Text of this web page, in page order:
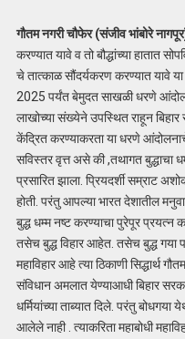
गौतम नगरी चौफेर (संजीव भांबोरे
करण्यात यावे व तो बौद्धांच्या हातात
चे तात्काळ सौंदर्यकरण करण्यात यावे
2025 पर्यंत बेमुदत साखळी धरणे
लाखोच्या संख्येने उपस्थित राहून बिहार
केंद्रित करण्याकरता या धरणे
सविस्तर वृत्त असे की ,तथागत बुद्धाचा
प्रसारित झाला. प्रियदर्शी सम्राट
होती. परंतु आपल्या भारत देशातील
बुद्ध धम्म नष्ट करण्याचा पुरेपूर
तसेच बुद्ध विहार आहेत. तसेच बुद्ध गया
महाविहार आहे त्या ठिकाणी सिद्धार्थ
संविधान अमलात येण्याआधी बिहार
धर्मियांच्या ताब्यात दिले. परंतु बोधगया
आलेले नाही . त्याकरिता महाबोधी